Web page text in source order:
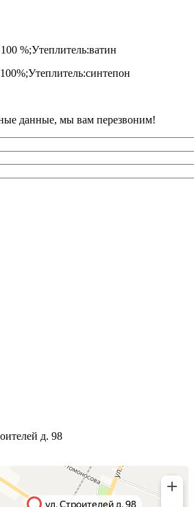
%;Утеплитель:ватин
данные, мы вам перезвоним!
д. 98